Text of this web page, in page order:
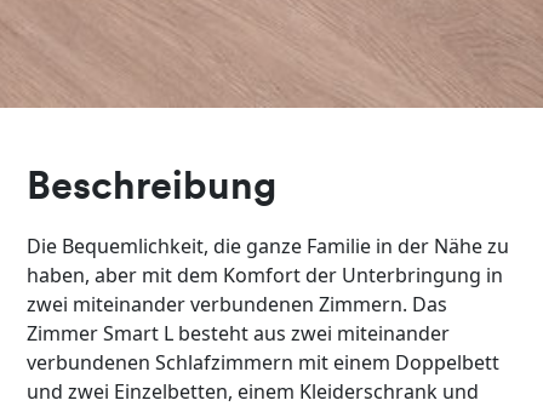
Beschreibung
Die Bequemlichkeit, die ganze Familie in der Nähe zu
haben, aber mit dem Komfort der Unterbringung in
zwei miteinander verbundenen Zimmern. Das
Zimmer Smart L besteht aus zwei miteinander
verbundenen Schlafzimmern mit einem Doppelbett
und zwei Einzelbetten, einem Kleiderschrank und